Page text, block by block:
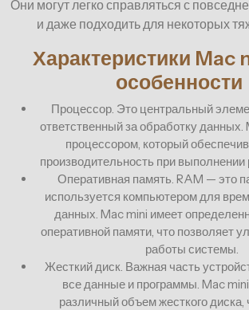
Они могут легко справляться с
и даже подходить для некоторых
Характеристики Mac
особенности
Процессор. Это центральный
ответственный за обработку
процессором, который
производительность при выполнении
Оперативная память. RAM — это
используется компьютером для
данных. Mac mini имеет
оперативной памяти, что позволяет
работы системы.
Жесткий диск. Важная часть
все данные и программы. Mac
различный объем жесткого диска,